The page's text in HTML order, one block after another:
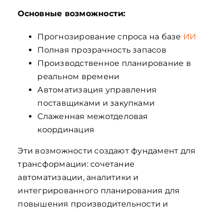
Основные возможности:
Прогнозирование спроса на базе ИИ
Полная прозрачность запасов
Производственное планирование в
реальном времени
Автоматизация управления
поставщиками и закупками
Слаженная межотделовая
координация
Эти возможности создают фундамент для
трансформации: сочетание
автоматизации, аналитики и
интегрированного планирования для
повышения производительности и